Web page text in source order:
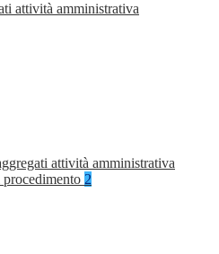
attività amministrativa
attività amministrativa
2